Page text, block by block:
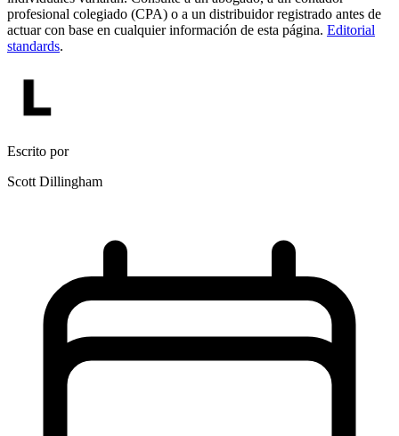
profesional colegiado (CPA) o a un distribuidor registrado antes de
actuar con base en cualquier información de esta página. Editorial
standards.
Escrito por
Scott Dillingham